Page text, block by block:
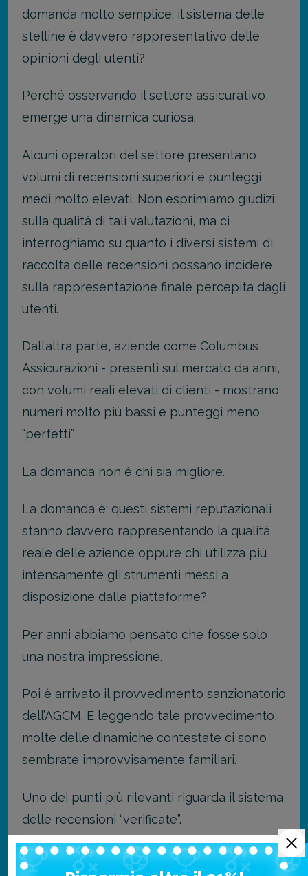
domanda molto semplice: il sistema delle
stelline è davvero rappresentativo delle
opinioni degli utenti?
Perché osservando il settore assicurativo
emerge una dinamica curiosa.
Alcuni operatori del settore presentano
volumi di recensioni superiori e punteggi
medi molto elevati. Non esprimiamo giudizi
sulla qualità di tali valutazioni, ma ci
interroghiamo su quanto i diversi sistemi di
raccolta delle recensioni possano incidere
sulla rappresentazione finale percepita dagli
utenti.
Dall’altra parte, aziende come Columbus
Assicurazioni - presenti sul mercato da anni,
con volumi reali elevati di clienti - mostrano
numeri molto più bassi e punteggi meno
“perfetti”.
La domanda non è chi sia migliore.
La domanda è: questi sistemi reputazionali
stanno davvero rappresentando la qualità
reale delle aziende oppure chi utilizza più
intensamente gli strumenti messi a
disposizione dalle piattaforme?
Per anni abbiamo pensato che fosse solo
una nostra impressione.
Poi è arrivato il provvedimento sanzionatorio
dell’AGCM. E leggendo tale provvedimento,
molte delle dinamiche contestate ci sono
sembrate improvvisamente familiari.
Uno dei punti più rilevanti riguarda il sistema
delle recensioni “verificate”.
Secondo l’Autorità, le modalità con cui